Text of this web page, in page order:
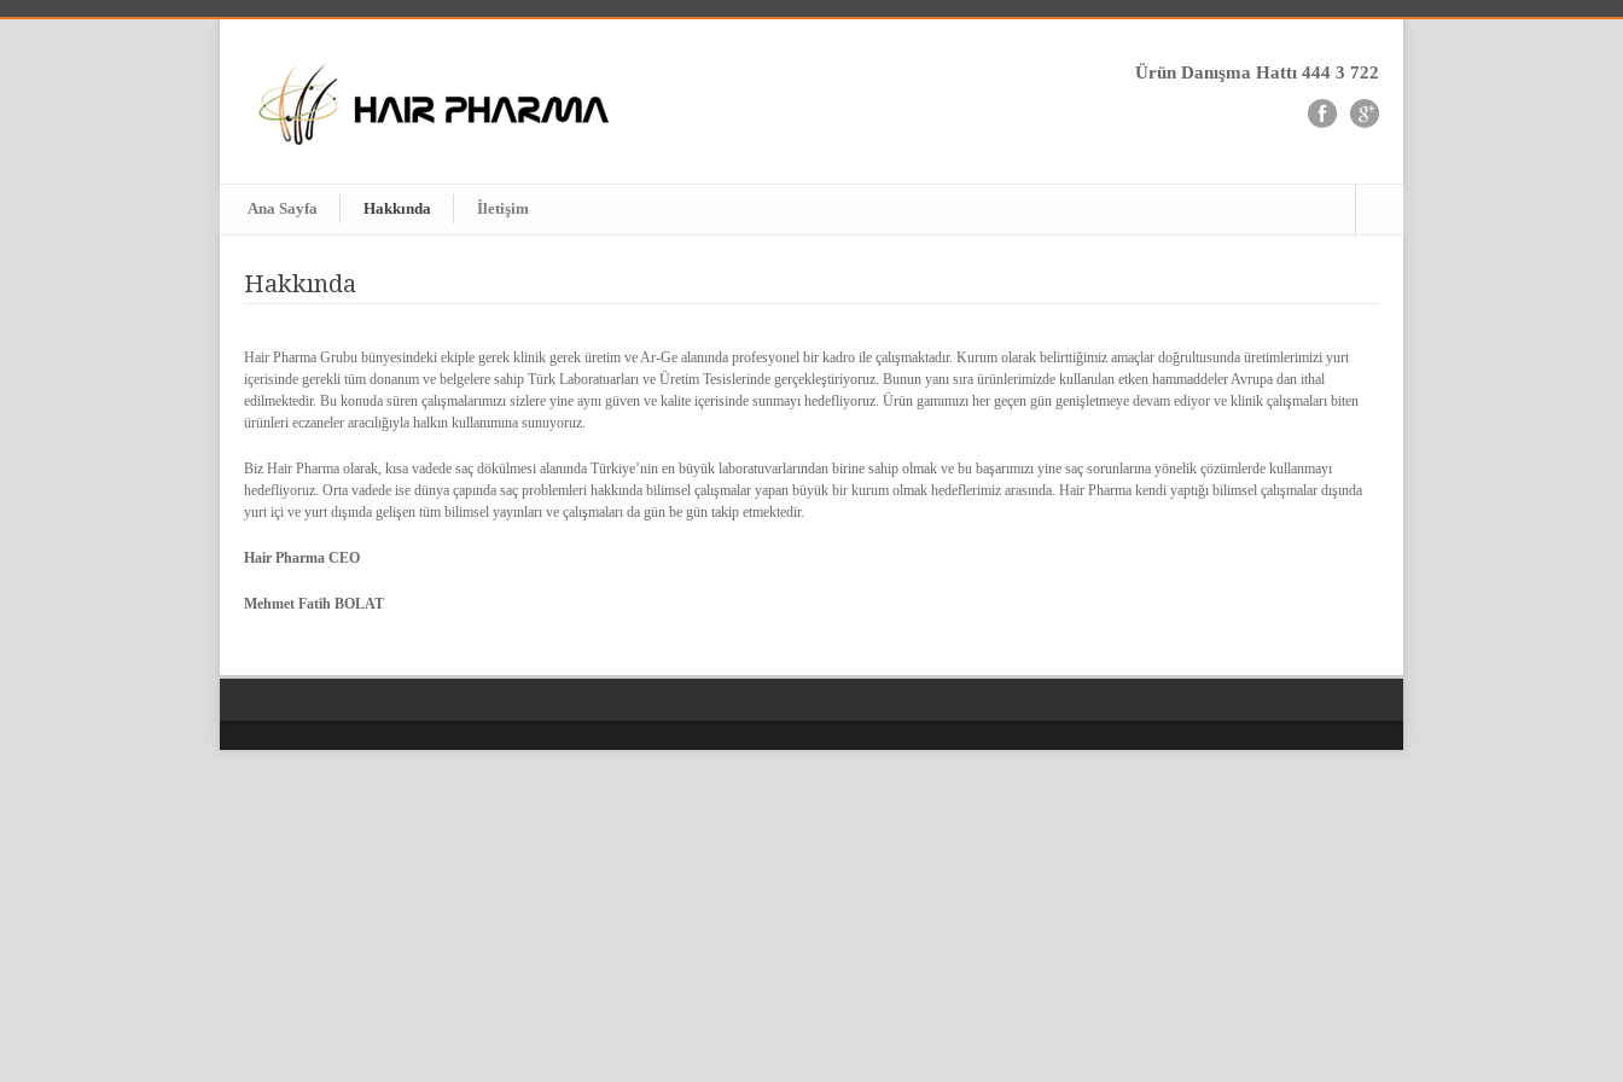
Ürün Danışma Hattı 444 3 722
Ana Sayfa Hakkında İletişim
Hakkında
Hair Pharma Grubu bünyesindeki ekiple gerek klinik gerek üretim ve Ar-Ge alanında profesyonel bir kadro ile çalışmaktadır. Kurum olarak belirttiğimiz amaçlar doğrultusunda üretimlerimizi yurt
içerisinde gerekli tüm donanım ve belgelere sahip Türk Laboratuarları ve Üretim Tesislerinde gerçekleştiriyoruz. Bunun yanı sıra ürünlerimizde kullanılan etken hammaddeler Avrupa dan ithal
edilmektedir. Bu konuda süren çalışmalarımızı sizlere yine aynı güven ve kalite içerisinde sunmayı hedefliyoruz. Ürün gamımızı her geçen gün genişletmeye devam ediyor ve klinik çalışmaları biten
ürünleri eczaneler aracılığıyla halkın kullanımına sunuyoruz.
Biz Hair Pharma olarak, kısa vadede saç dökülmesi alanında Türkiye’nin en büyük laboratuvarlarından birine sahip olmak ve bu başarımızı yine saç sorunlarına yönelik çözümlerde kullanmayı
hedefliyoruz. Orta vadede ise dünya çapında saç problemleri hakkında bilimsel çalışmalar yapan büyük bir kurum olmak hedeflerimiz arasında. Hair Pharma kendi yaptığı bilimsel çalışmalar dışında
yurt içi ve yurt dışında gelişen tüm bilimsel yayınları ve çalışmaları da gün be gün takip etmektedir.
Hair Pharma CEO
Mehmet Fatih BOLAT